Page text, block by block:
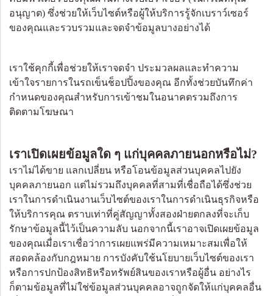
อนุญาต) ซึ่งช่วยให้เว็บไซต์หรือผู้ให้บริการรู้จักเบราว์เซอร์
ของคุณและรวบรวมและจดจำข้อมูลบางอย่างได้
เราใช้คุกกี้เพื่อช่วยให้เราจดจำ ประมวลผลและทำความ
เข้าใจรายการในรถเข็นช็อปปิ้งของคุณ อีกทั้งช่วยบันทึกค่า
กำหนดของคุณสำหรับการเข้าชมในอนาคตรวมถึงการ
ติดตามโฆษณา
เราเปิดเผยข้อมูลใด ๆ แก่บุคคลภายนอกหรือไม่?
เราไม่ได้ขาย แลกเปลี่ยน หรือโอนข้อมูลส่วนบุคคลไปยัง
บุคคลภายนอก แต่ไม่รวมถึงบุคคลที่สามที่เชื่อถือได้ซึ่งช่วย
เราในการดำเนินงานเว็บไซต์ของเราในการดำเนินธุรกิจหรือ
ให้บริการคุณ ตราบเท่าที่คู่สัญญาทั้งสองฝ่ายตกลงที่จะเก็บ
รักษาข้อมูลนี้ไว้เป็นความลับ นอกจากนี้เราอาจเปิดเผยข้อมูล
ของคุณเมื่อเราเชื่อว่าการเผยแพร่มีความเหมาะสมเพื่อให้
สอดคล้องกับกฎหมาย การบังคับใช้นโยบายเว็บไซต์ของเรา
หรือการปกป้องสิทธิหรือทรัพย์สินของเราหรือผู้อื่น อย่างไร
ก็ตามข้อมูลที่ไม่ใช่ข้อมูลส่วนบุคคลอาจถูกจัดให้แก่บุคคลอื่น